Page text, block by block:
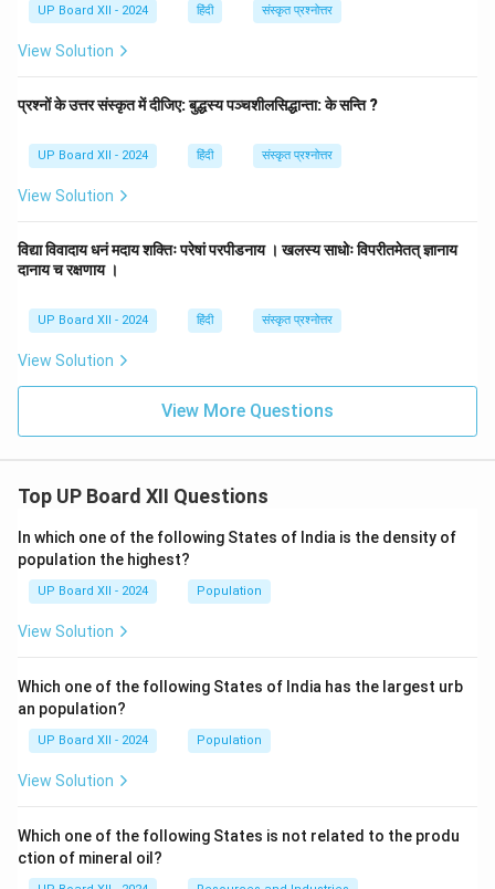
UP Board XII - 2024 हिंदी संस्कृत प्रश्नोत्तर
View Solution
प्रश्नों के उत्तर संस्कृत में दीजिए: बुद्धस्य पञ्चशीलसिद्धान्ता: के सन्ति ?
UP Board XII - 2024 हिंदी संस्कृत प्रश्नोत्तर
View Solution
विद्या विवादाय धनं मदाय शक्तिः परेषां परपीडनाय । खलस्य साधोः विपरीतमेतत् ज्ञानाय
दानाय च रक्षणाय ।
UP Board XII - 2024 हिंदी संस्कृत प्रश्नोत्तर
View Solution
View More Questions
Top UP Board XII Questions
In which one of the following States of India is the density of
population the highest?
UP Board XII - 2024 Population
View Solution
Which one of the following States of India has the largest urb
an population?
UP Board XII - 2024 Population
View Solution
Which one of the following States is not related to the produ
ction of mineral oil?